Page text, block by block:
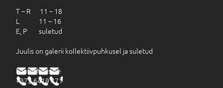
T – R 11 – 18
L 11 – 16
E, P suletud
Juulis on galerii kollektiivpuhkusel ja suletud
haus@haus.ee
+372 6419 471